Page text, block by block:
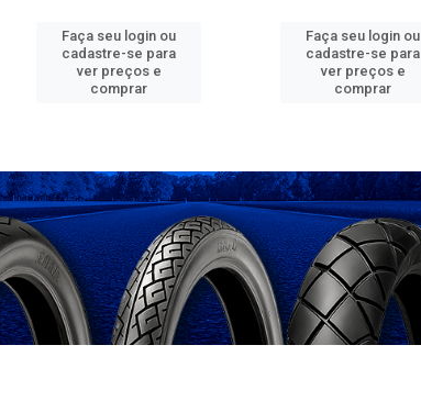
Faça seu login ou
cadastre-se para
ver preços e
comprar
Faça seu login ou
cadastre-se para
ver preços e
comprar